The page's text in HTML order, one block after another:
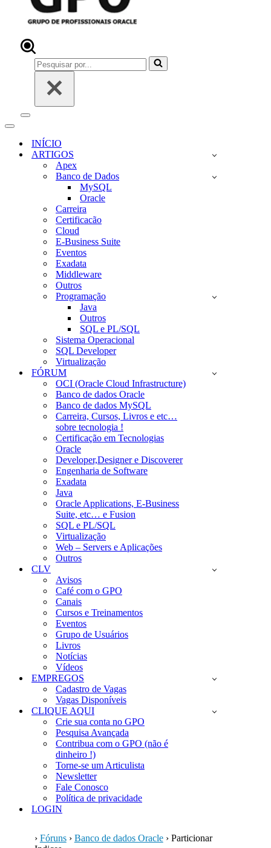
Pesquisar
por...
Menu
navegação
Menu
navegaçãoINÍCIO
ARTIGOS
Apex
Banco de Dados
MySQL
Oracle
Carreira
Certificacão
Cloud
E-Business Suite
Eventos
Exadata
Middleware
Outros
Programação
Java
Outros
SQL e PL/SQL
Sistema Operacional
SQL Developer
Virtualização
FÓRUM
OCI (Oracle Cloud Infrastructure)
Banco de dados Oracle
Banco de dados MySQL
Carreira, Cursos, Livros e etc…
sobre tecnologia !
Certificação em Tecnologias
Oracle
Developer,Designer e Discoverer
Engenharia de Software
Exadata
Java
Oracle Applications, E-Business
Suite, etc… e Fusion
SQL e PL/SQL
Virtualização
Web – Servers e Aplicações
Outros
CLV
Avisos
Café com o GPO
Canais
Cursos e Treinamentos
Eventos
Grupo de Usuários
Livros
Notícias
Vídeos
EMPREGOS
Cadastro de Vagas
Vagas Disponíveis
CLIQUE AQUI
Crie sua conta no GPO
Pesquisa Avançada
Contribua com o GPO (não é
dinheiro !)
Torne-se um Articulista
Newsletter
Fale Conosco
Política de privacidade
LOGIN
› Fóruns › Banco de dados Oracle › Particionar